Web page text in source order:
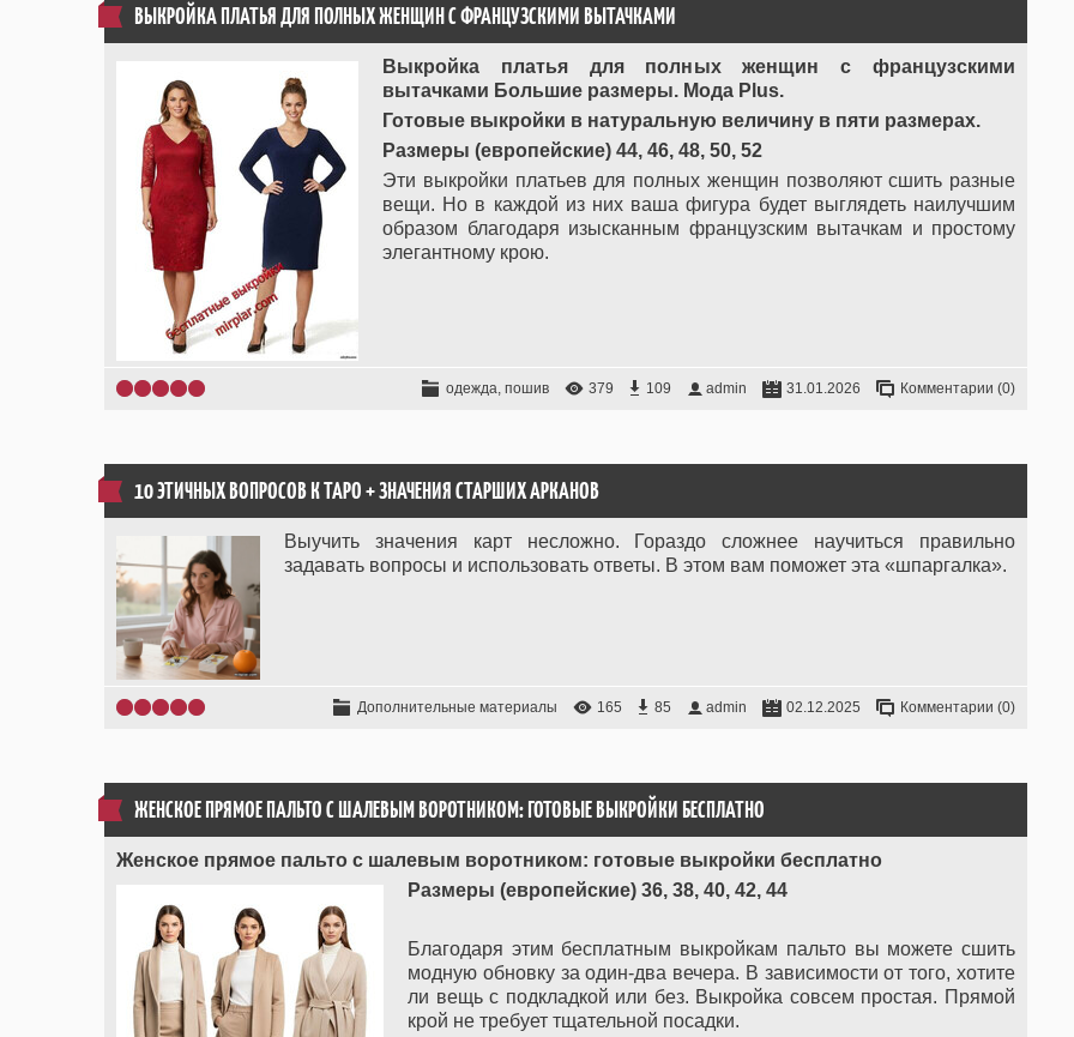
ВЫКРОЙКА ПЛАТЬЯ ДЛЯ ПОЛНЫХ ЖЕНЩИН С ФРАНЦУЗСКИМИ ВЫТАЧКАМИ
Выкройка платья для полных женщин с французскими
вытачками Большие размеры. Мода Plus.
Готовые выкройки в натуральную величину в пяти размерах.
Размеры (европейские) 44, 46, 48, 50, 52
Эти выкройки платьев для полных женщин позволяют сшить разные
вещи. Но в каждой из них ваша фигура будет выглядеть наилучшим
образом благодаря изысканным французским вытачкам и простому
элегантному крою.
одежда, пошив 379 109 admin 31.01.2026 Комментарии (0)
10 ЭТИЧНЫХ ВОПРОСОВ К ТАРО + ЗНАЧЕНИЯ СТАРШИХ АРКАНОВ
Выучить значения карт несложно. Гораздо сложнее научиться правильно
задавать вопросы и использовать ответы. В этом вам поможет эта «шпаргалка».
Дополнительные материалы 165 85 admin 02.12.2025 Комментарии (0)
ЖЕНСКОЕ ПРЯМОЕ ПАЛЬТО С ШАЛЕВЫМ ВОРОТНИКОМ: ГОТОВЫЕ ВЫКРОЙКИ БЕСПЛАТНО
Женское прямое пальто с шалевым воротником: готовые выкройки бесплатно
Размеры (европейские) 36, 38, 40, 42, 44
Благодаря этим бесплатным выкройкам пальто вы можете сшить
модную обновку за один-два вечера. В зависимости от того, хотите
ли вещь с подкладкой или без. Выкройка совсем простая. Прямой
крой не требует тщательной посадки.